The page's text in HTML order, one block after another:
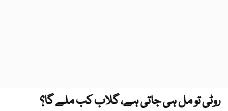
روٹی تو مل ہی جاتی ہے، گلاب کب ملے گا؟